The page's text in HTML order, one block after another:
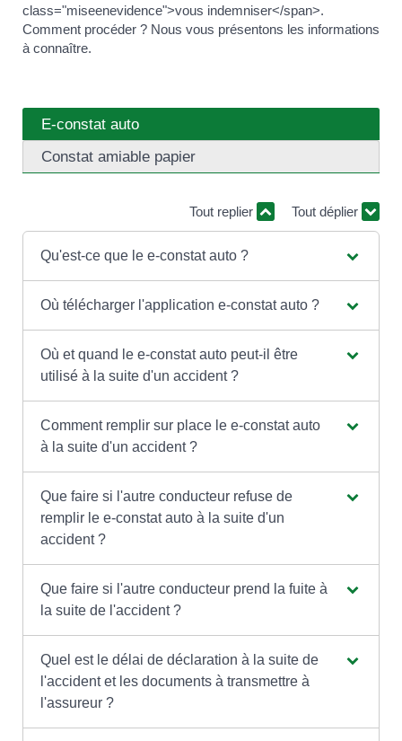
class="miseenevidence">vous indemniser</span>.
Comment procéder ? Nous vous présentons les informations
à connaître.
E-constat auto
Constat amiable papier
Tout replier Tout déplier
Qu'est-ce que le e-constat auto ?
Où télécharger l'application e-constat auto ?
Où et quand le e-constat auto peut-il être
utilisé à la suite d'un accident ?
Comment remplir sur place le e-constat auto
à la suite d'un accident ?
Que faire si l'autre conducteur refuse de
remplir le e-constat auto à la suite d'un
accident ?
Que faire si l'autre conducteur prend la fuite à
la suite de l'accident ?
Quel est le délai de déclaration à la suite de
l'accident et les documents à transmettre à
l'assureur ?